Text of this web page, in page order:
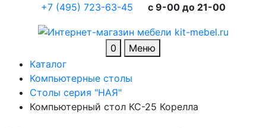
+7 (495) 723-63-45 c 9-00 до 21-00
0
Меню
Каталог
Компьютерные столы
Столы серия "НАЯ"
Компьютерный стол КС-25 Корелла